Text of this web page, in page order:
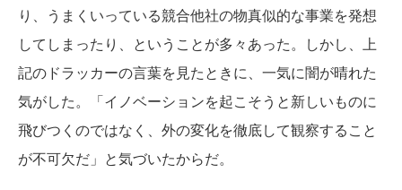
り、うまくいっている競合他社の物真似的な事業を発想
してしまったり、ということが多々あった。しかし、上
記のドラッカーの言葉を見たときに、一気に闇が晴れた
気がした。「イノベーションを起こそうと新しいものに
飛びつくのではなく、外の変化を徹底して観察すること
が不可欠だ」と気づいたからだ。